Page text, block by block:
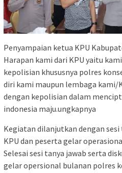
Penyampaian ketua KPU
Harapan kami dari KPU yaitu
kepolisian khususnya polres
diri kami maupun lembaga kami/
dengan kepolisian dalam
indonesia maju.ungkapnya
Kegiatan dilanjutkan dengan
KPU dan peserta gelar
Selesai sesi tanya jawab serta
gelar opersional bulanan polres